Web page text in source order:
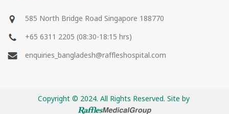
585 North Bridge Road Singapore 188770
+65 6311 2205 (08:30-18:15 hrs)
enquiries_bangladesh@raffleshospital.com
Copyright © 2024. All Rights Reserved. Site by